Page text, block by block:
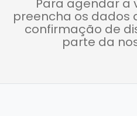
Para agendar a
preencha os dados
confirmação de
parte da